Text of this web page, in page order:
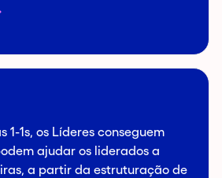
1-1s, os Líderes conseguem
ajudar os liderados a
a partir da estruturação de